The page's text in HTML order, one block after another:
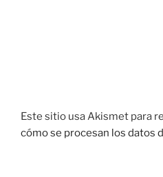
Este sitio usa Akismet para
cómo se procesan los datos